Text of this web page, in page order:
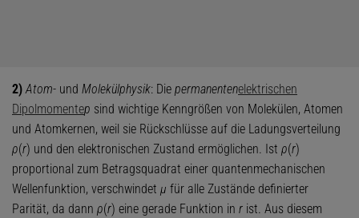
2)Atom- und Molekülphysik: Die permanentenelektrischen
Dipolmomentep sind wichtige Kenngrößen von Molekülen, Atomen
und Atomkernen, weil sie Rückschlüsse auf die Ladungsverteilung
ρ(r) und den elektronischen Zustand ermöglichen. Ist ρ(r)
proportional zum Betragsquadrat einer quantenmechanischen
Wellenfunktion, verschwindet μ für alle Zustände definierter
Parität, da dann ρ(r) eine gerade Funktion in r ist. Aus diesem